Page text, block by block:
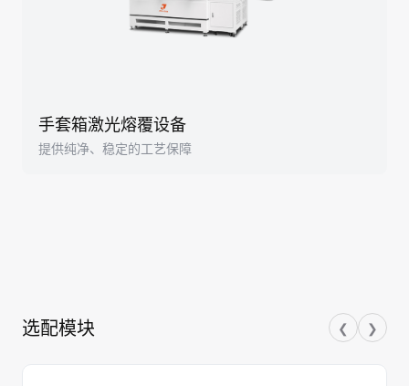
手套箱激光熔覆设备
提供纯净、稳定的工艺保障
选配模块 ❮ ❯